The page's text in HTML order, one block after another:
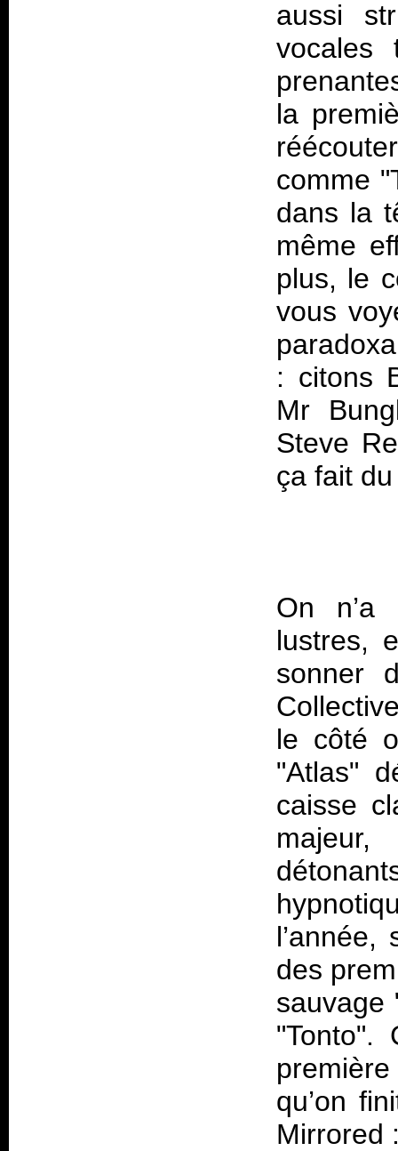
aussi
vocales
la
comme
dans la
même
plus, le
vous
: citons
Mr
Steve
On n’a
lustres,
sonner
le côté
"Atlas"
caisse
l’année,
des
sauvage
"Tonto".
qu’on
Mirrored